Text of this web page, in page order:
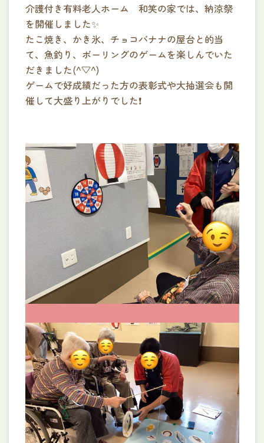
介護付き有料老人ホーム 和笑の家では、納涼祭
を開催しました✨
たこ焼き、かき氷、チョコバナナの屋台と的当
て、魚釣り、ボーリングのゲームを楽しんでいた
だきました(^▽^)
ゲームで好成績だった方の表彰式や大抽選会も開
催して大盛り上がりでした❗